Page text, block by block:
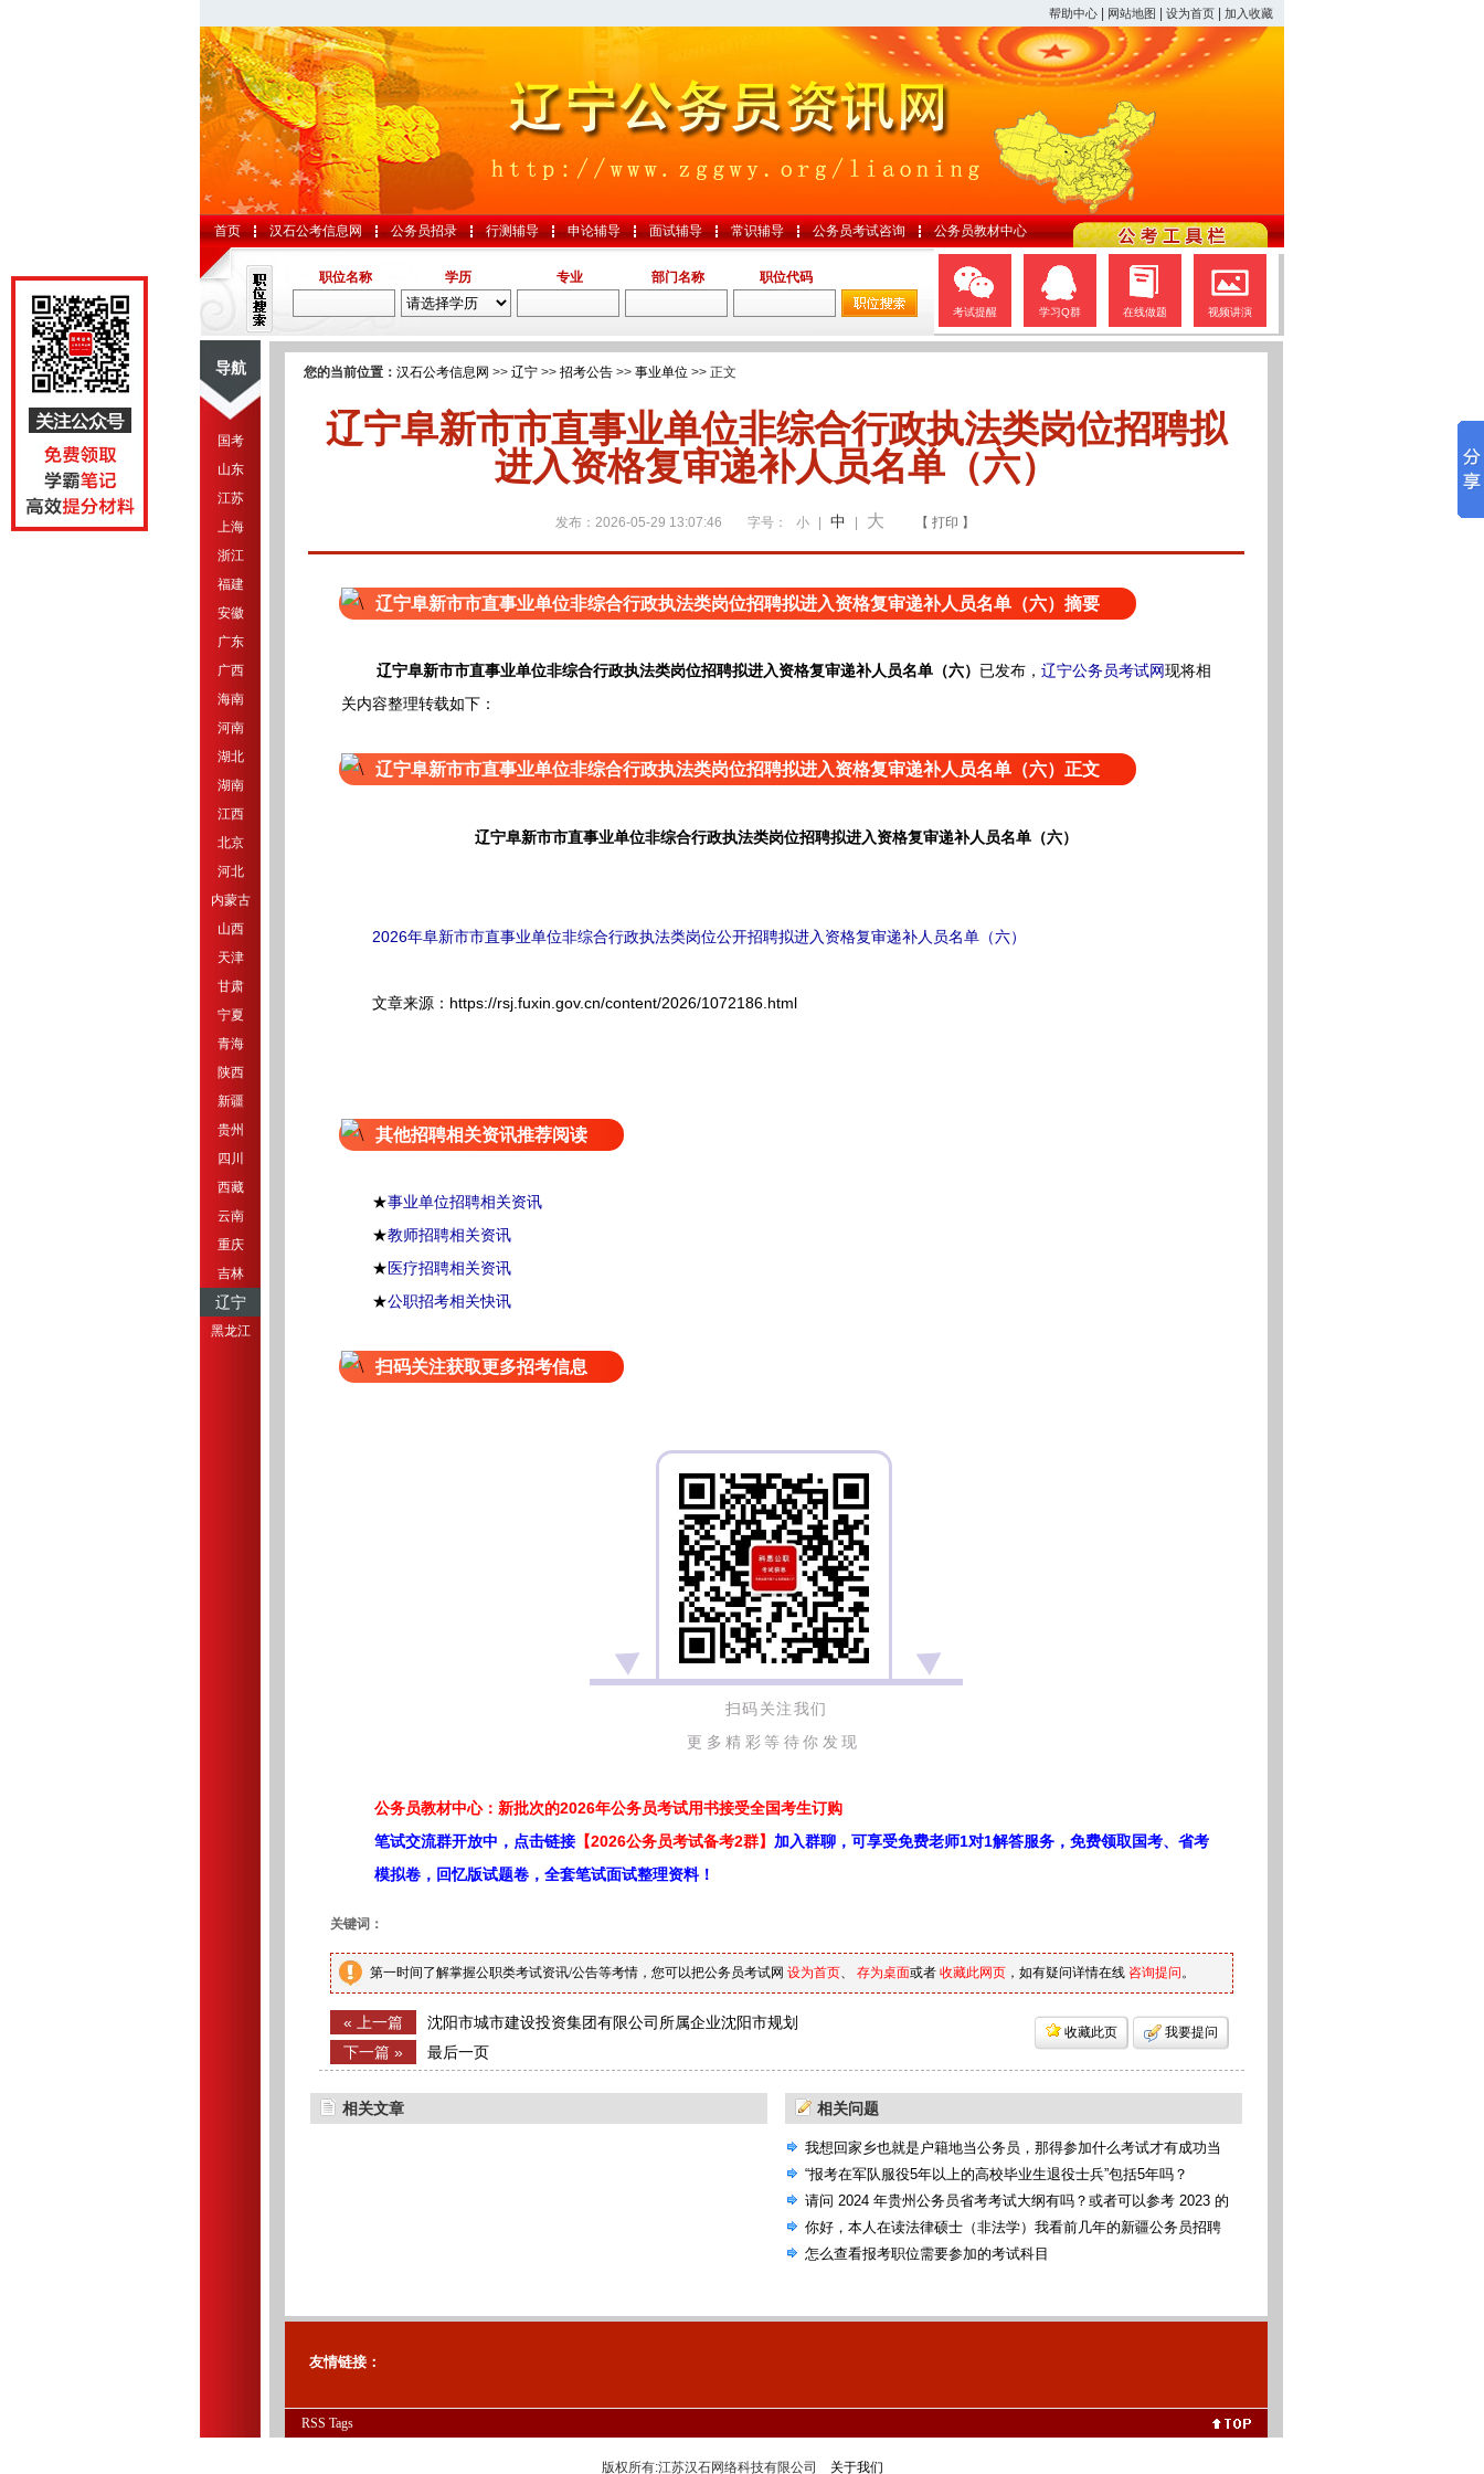
帮助中心 网站地图 设为首页 加入收藏
首页 汉石公考信息网 公务员招录 行测辅导 申论辅导 面试辅导 常识辅导 公务员考试咨询 公务员教材中心
职位名称 学历 专业 部门名称 职位代码
考试提醒 学习Q群 在线做题 视频讲演
导航
国考
山东
江苏
上海
浙江
福建
安徽
广东
广西
海南
河南
湖北
湖南
江西
北京
河北
内蒙古
山西
天津
甘肃
宁夏
青海
陕西
新疆
贵州
四川
西藏
云南
重庆
吉林
辽宁
黑龙江
您的当前位置： 汉石公考信息网 >> 辽宁 >> 招考公告 >> 事业单位 >> 正文
辽宁阜新市市直事业单位非综合行政执法类岗位招聘拟
进入资格复审递补人员名单（六）
发布：2026-05-29 13:07:46 字号： 小 中 大 【 打印 】
辽宁阜新市市直事业单位非综合行政执法类岗位招聘拟进入资格复审递补人员名单（六）摘要
辽宁阜新市市直事业单位非综合行政执法类岗位招聘拟进入资格复审递补人员名单（六） 已发布， 辽宁公务员考试网现将相
关内容整理转载如下：
辽宁阜新市市直事业单位非综合行政执法类岗位招聘拟进入资格复审递补人员名单（六）正文
辽宁阜新市市直事业单位非综合行政执法类岗位招聘拟进入资格复审递补人员名单（六）
2026年阜新市市直事业单位非综合行政执法类岗位公开招聘拟进入资格复审递补人员名单（六）
文章来源：https://rsj.fuxin.gov.cn/content/2026/1072186.html
其他招聘相关资讯推荐阅读
★事业单位招聘相关资讯
★教师招聘相关资讯
★医疗招聘相关资讯
★公职招考相关快讯
扫码关注获取更多招考信息
扫码关注我们
更多精彩等待你发现
公务员教材中心：新批次的2026年公务员考试用书接受全国考生订购
笔试交流群开放中，点击链接 【2026公务员考试备考2群】 加入群聊，可享受免费老师1对1解答服务，免费领取国考、省考
模拟卷，回忆版试题卷，全套笔试面试整理资料！
关键词：
第一时间了解掌握公职类考试资讯/公告等考情，您可以把公务员考试网 设为首页、 存为桌面或者 收藏此网页 ，如有疑问详情在线 咨询提问。
« 上一篇 沈阳市城市建设投资集团有限公司所属企业沈阳市规划
设计研究院有限公司招聘4人公告
下一篇 » 最后一页
收藏此页 我要提问
相关文章 相关问题
我想回家乡也就是户籍地当公务员，那得参加什么考试才有成功当
选的机会，国考省考还是联考统考
“报考在军队服役5年以上的高校毕业生退役士兵”包括5年吗？
请问 2024 年贵州公务员省考考试大纲有吗？或者可以参考 2023 的
考试大纲吗？
你好，本人在读法律硕士（非法学）我看前几年的新疆公务员招聘
公告，里面有些专业要求本科法学类，我可以报考这些专业吗（本
怎么查看报考职位需要参加的考试科目
友情链接：
RSS Tags
版权所有:江苏汉石网络科技有限公司 关于我们